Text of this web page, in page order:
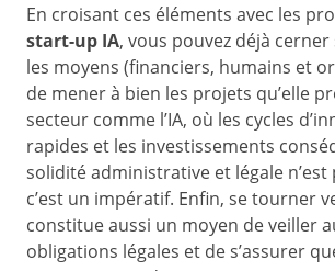
En croisant ces éléments avec les
start-up IA, vous pouvez déjà
les moyens (financiers, humains et
de mener à bien les projets qu’elle
secteur comme l’IA, où les cycles
rapides et les investissements
solidité administrative et légale n’est
c’est un impératif. Enfin, se tourner
constitue aussi un moyen de veiller
obligations légales et de s’assurer